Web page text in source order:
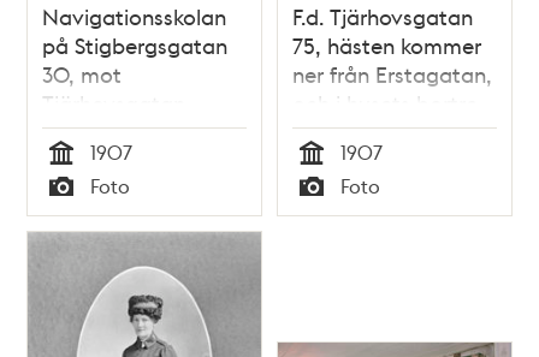
Navigationsskolan
på Stigbergsgatan
30, mot
Tjärhovsgatan
Tid
1907
Typ
Foto
F.d. Tjärhovsgatan
75, hästen kommer
ner från Erstagatan,
och i husets bortre
ända mynnar
Erstabacken
Tid
1907
Typ
Foto